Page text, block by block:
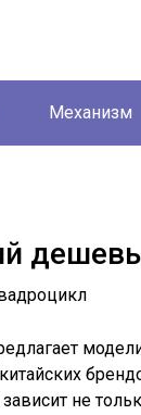
Механизм
не